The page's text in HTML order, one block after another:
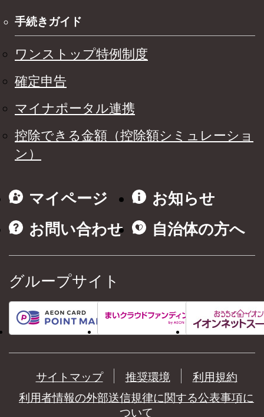
手続きガイド
ワンストップ特例制度
確定申告
マイナポータル連携
控除できる金額（控除額シミュレーショ
ン）
マイページ
お知らせ
お問い合わせ
自治体の方へ
グループサイト
サイトマップ 推奨環境
利用規約
利用者情報の外部送信規律に関する公表事項に
ついて